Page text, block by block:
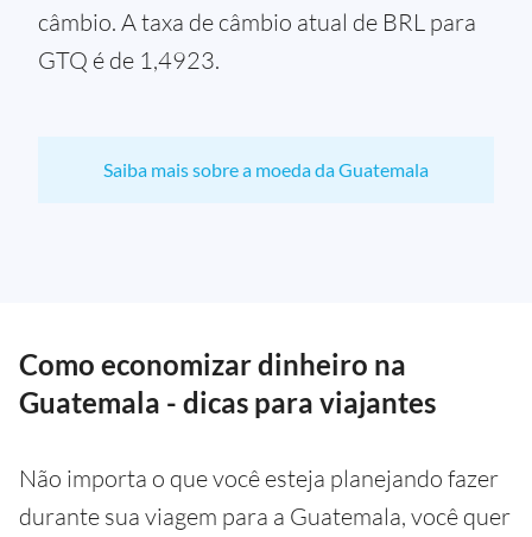
câmbio. A taxa de câmbio atual de BRL para
GTQ é de 1,4923.
Saiba mais sobre a moeda da Guatemala
Como economizar dinheiro na
Guatemala - dicas para viajantes
Não importa o que você esteja planejando fazer
durante sua viagem para a Guatemala, você quer